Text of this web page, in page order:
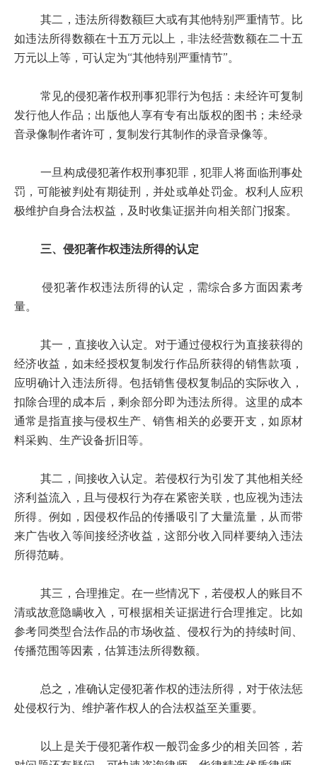
其二，违法所得数额巨大或有其他特别严重情节。比
如违法所得数额在十五万元以上，非法经营数额在二十五
万元以上等，可认定为“其他特别严重情节”。
常见的侵犯著作权刑事犯罪行为包括：未经许可复制
发行他人作品；出版他人享有专有出版权的图书；未经录
音录像制作者许可，复制发行其制作的录音录像等。
一旦构成侵犯著作权刑事犯罪，犯罪人将面临刑事处
罚，可能被判处有期徒刑，并处或单处罚金。权利人应积
极维护自身合法权益，及时收集证据并向相关部门报案。
三、侵犯著作权违法所得的认定
侵犯著作权违法所得的认定，需综合多方面因素考
量。
其一，直接收入认定。对于通过侵权行为直接获得的
经济收益，如未经授权复制发行作品所获得的销售款项，
应明确计入违法所得。包括销售侵权复制品的实际收入，
扣除合理的成本后，剩余部分即为违法所得。这里的成本
通常是指直接与侵权生产、销售相关的必要开支，如原材
料采购、生产设备折旧等。
其二，间接收入认定。若侵权行为引发了其他相关经
济利益流入，且与侵权行为存在紧密关联，也应视为违法
所得。例如，因侵权作品的传播吸引了大量流量，从而带
来广告收入等间接经济收益，这部分收入同样要纳入违法
所得范畴。
其三，合理推定。在一些情况下，若侵权人的账目不
清或故意隐瞒收入，可根据相关证据进行合理推定。比如
参考同类型合法作品的市场收益、侵权行为的持续时间、
传播范围等因素，估算违法所得数额。
总之，准确认定侵犯著作权的违法所得，对于依法惩
处侵权行为、维护著作权人的合法权益至关重要。
以上是关于侵犯著作权一般罚金多少的相关回答，若